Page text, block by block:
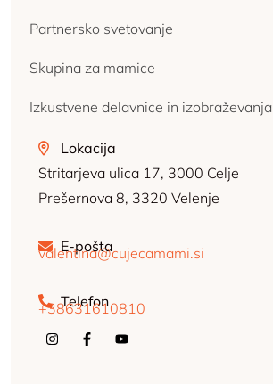
Partnersko svetovanje
Skupina za mamice
Izkustvene delavnice in izobraževanja
Lokacija
Stritarjeva ulica 17, 3000 Celje
Prešernova 8, 3320 Velenje
E-pošta
valentina@cujecamami.si
Telefon
+38631610810